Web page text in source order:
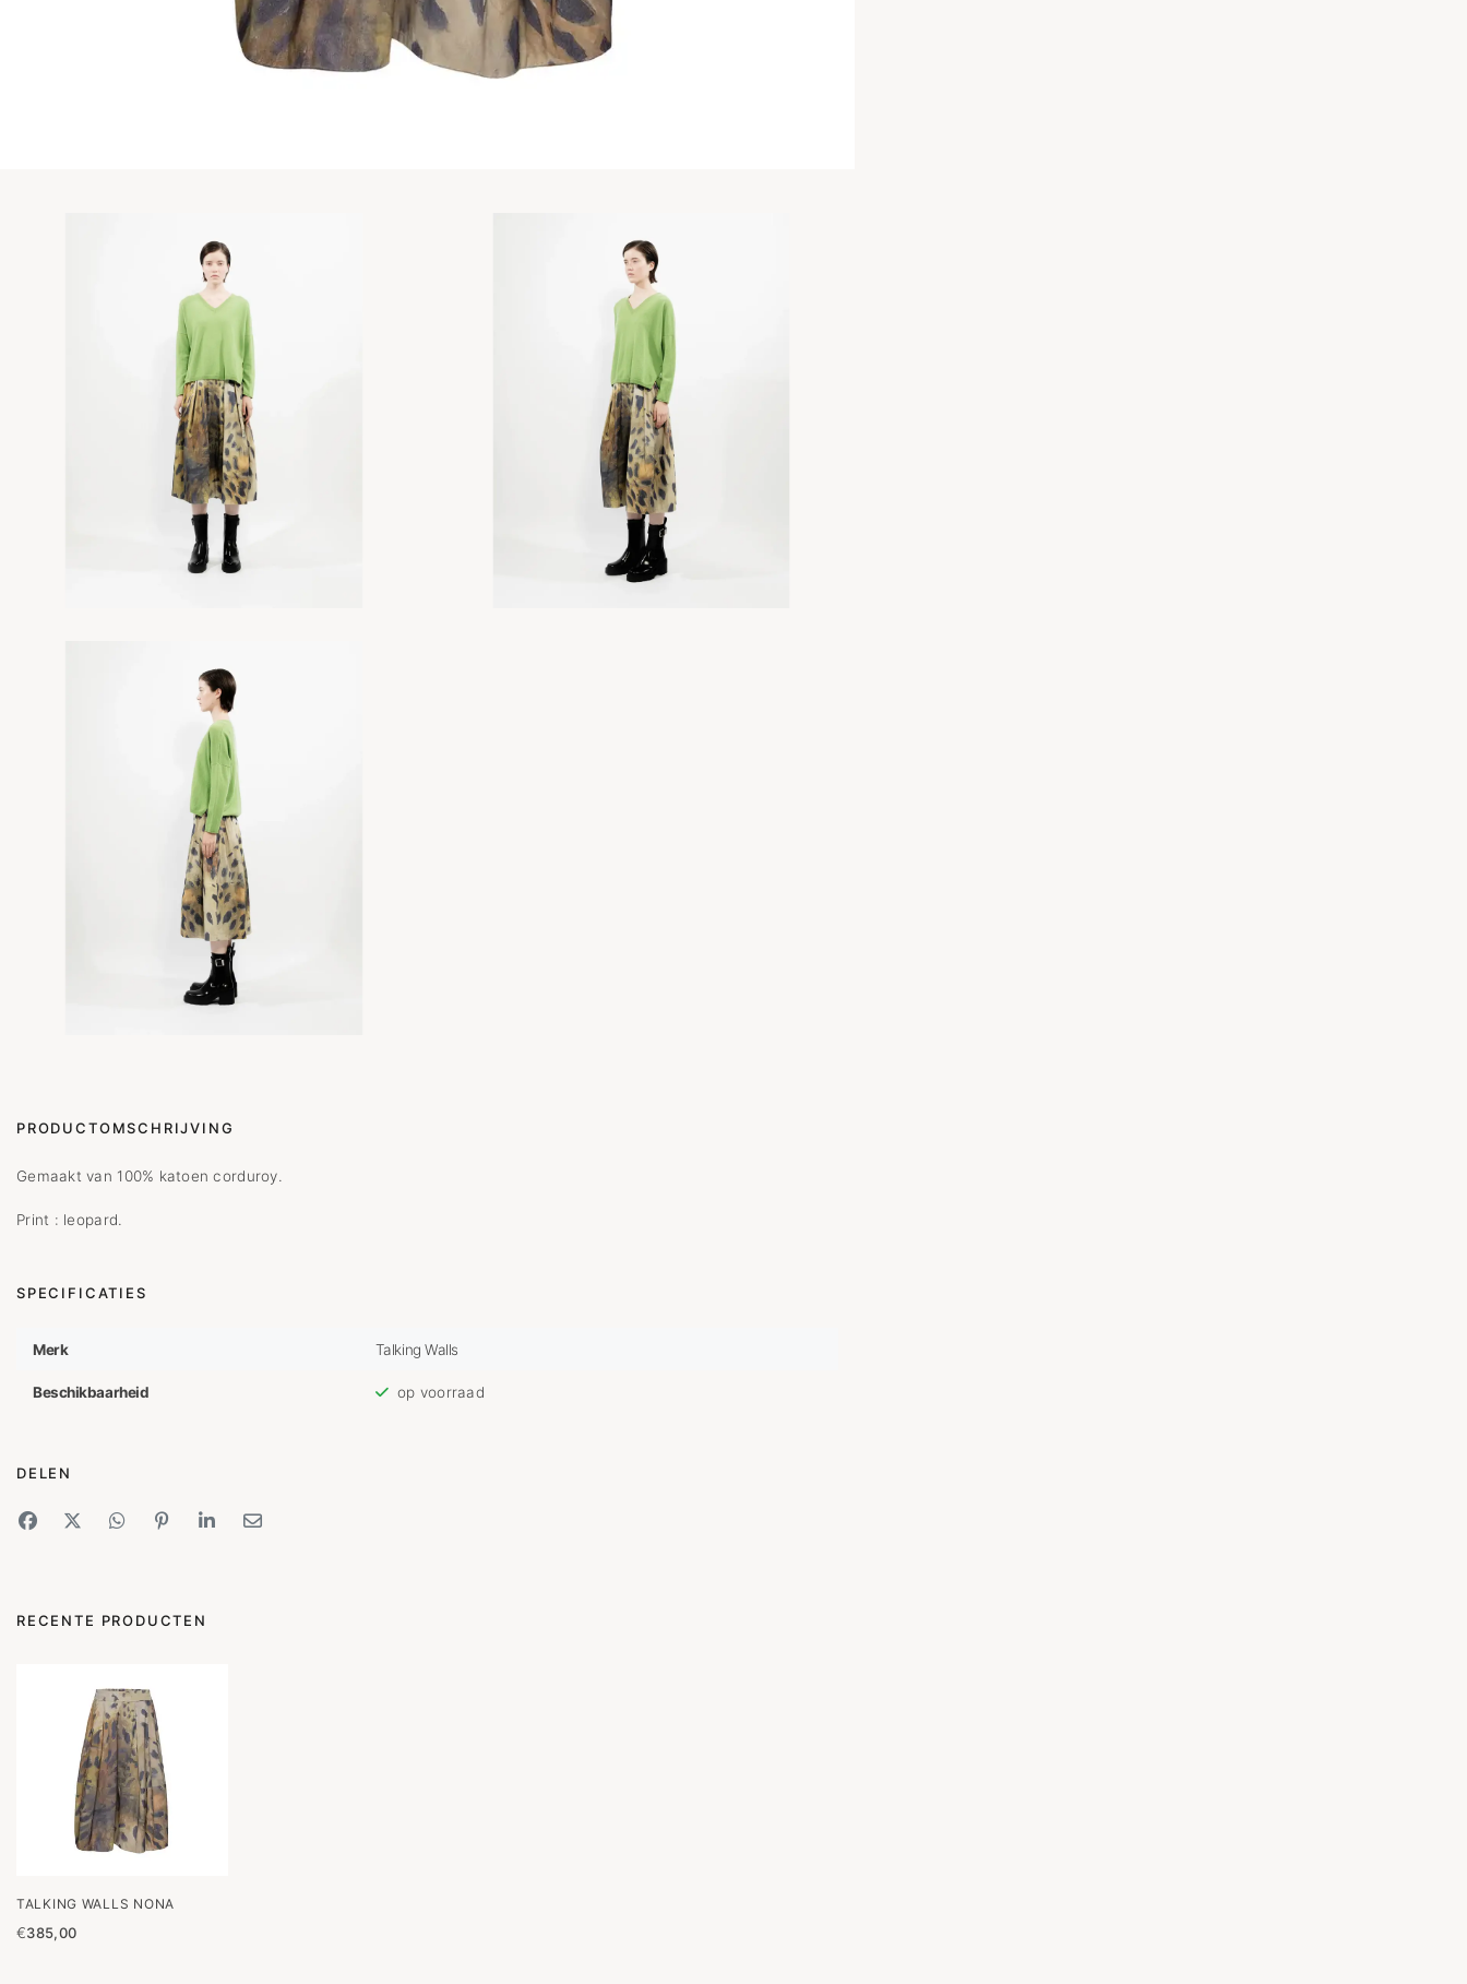
PRODUCTOMSCHRIJVING
Gemaakt van 100% katoen corduroy.
Print : leopard.
SPECIFICATIES
Merk Talking Walls
Beschikbaarheid op voorraad
DELEN
RECENTE PRODUCTEN
TALKING WALLS NONA
€385,00